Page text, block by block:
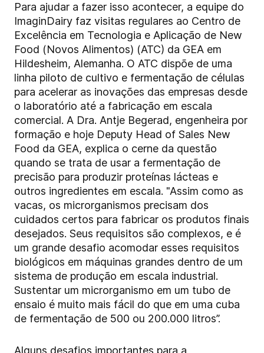
Para ajudar a fazer isso acontecer, a equipe do
ImaginDairy faz visitas regulares ao Centro de
Excelência em Tecnologia e Aplicação de New
Food (Novos Alimentos) (ATC) da GEA em
Hildesheim, Alemanha. O ATC dispõe de uma
linha piloto de cultivo e fermentação de células
para acelerar as inovações das empresas desde
o laboratório até a fabricação em escala
comercial. A Dra. Antje Begerad, engenheira por
formação e hoje Deputy Head of Sales New
Food da GEA, explica o cerne da questão
quando se trata de usar a fermentação de
precisão para produzir proteínas lácteas e
outros ingredientes em escala. "Assim como as
vacas, os microrganismos precisam dos
cuidados certos para fabricar os produtos finais
desejados. Seus requisitos são complexos, e é
um grande desafio acomodar esses requisitos
biológicos em máquinas grandes dentro de um
sistema de produção em escala industrial.
Sustentar um microrganismo em um tubo de
ensaio é muito mais fácil do que em uma cuba
de fermentação de 500 ou 200.000 litros”.
Alguns desafios importantes para a